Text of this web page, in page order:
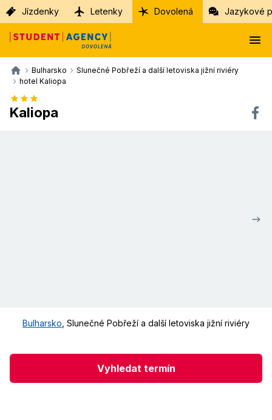
Jízdenky Letenky Dovolená Jazykové
Bulharsko
Slunečné Pobřeží a další letoviska jižní riviéry
hotel Kaliopa
Kaliopa
Bulharsko Slunečné Pobřeží a další letoviska jižní riviéry
Vyhledat termín